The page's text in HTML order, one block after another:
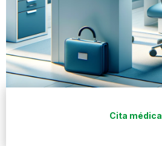
Cita médica